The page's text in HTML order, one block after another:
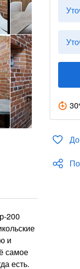
30
200
и
самое
есть.